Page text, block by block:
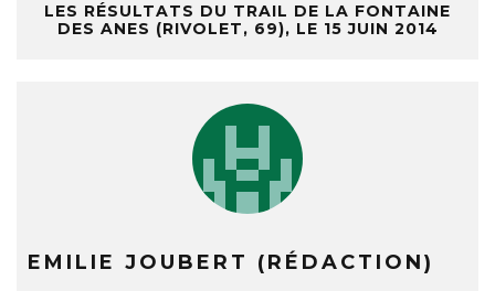
LES RÉSULTATS DU TRAIL DE LA FONTAINE
DES ANES (RIVOLET, 69), LE 15 JUIN 2014
EMILIE JOUBERT (RÉDACTION)